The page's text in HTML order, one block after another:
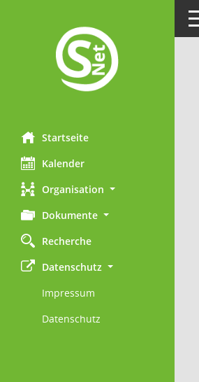
Startseite
Kalender
Organisation
Dokumente
Recherche
Datenschutz
Impressum
Datenschutz